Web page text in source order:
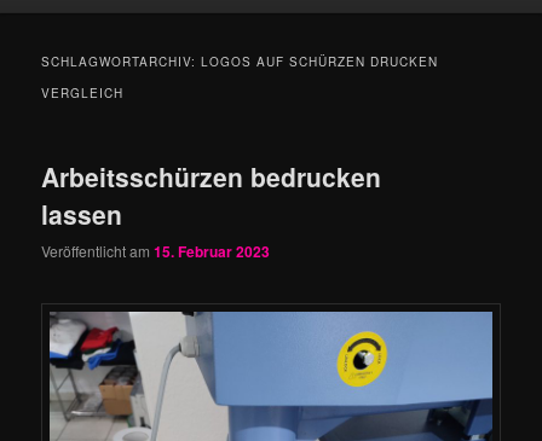
SCHLAGWORTARCHIV:LOGOS AUF SCHÜRZEN DRUCKEN
VERGLEICH
Arbeitsschürzen bedrucken
lassen
Veröffentlicht am15. Februar 2023